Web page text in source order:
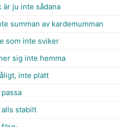
är ju inte sådana
summan av kardemumman
som inte sviker
sig inte hemma
inte platt
stabilt